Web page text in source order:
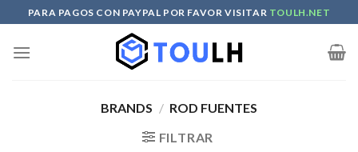
to
content
PARA PAGOS CON PAYPAL POR FAVOR VISITAR TOULH.NET
BRANDS / ROD FUENTES
FILTRAR